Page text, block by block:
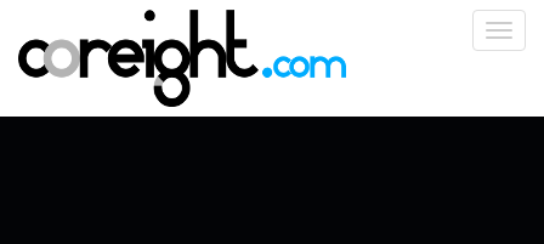
contenu
principal